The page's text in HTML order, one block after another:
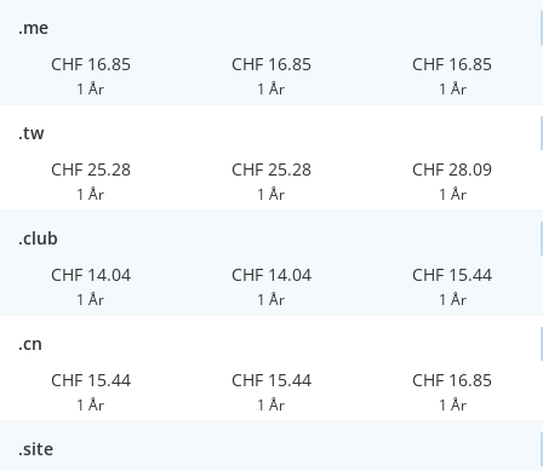
.me
CHF 16.85
1 År
CHF 16.85
1 År
CHF 16.85
1 År
.tw
CHF 25.28
1 År
CHF 25.28
1 År
CHF 28.09
1 År
.club
CHF 14.04
1 År
CHF 14.04
1 År
CHF 15.44
1 År
.cn
CHF 15.44
1 År
CHF 15.44
1 År
CHF 16.85
1 År
.site